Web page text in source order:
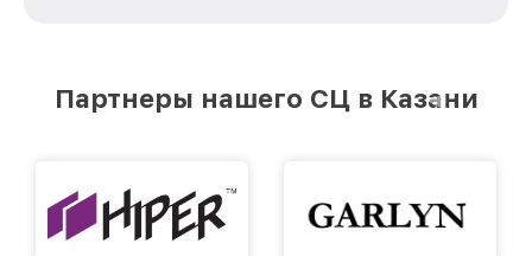
Казани, постоянно повышая уровень доверия
Партнеры нашего СЦ в Казани